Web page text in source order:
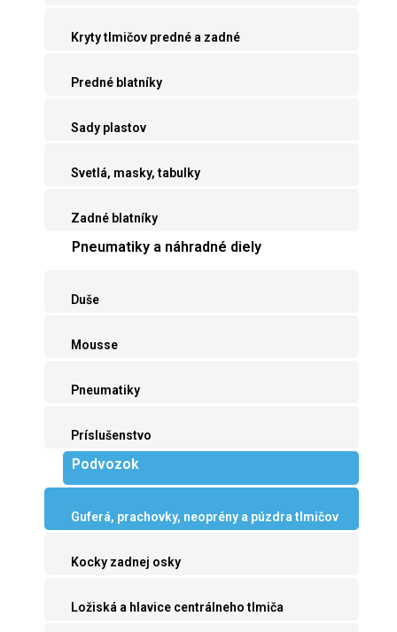
Kryty tlmičov predné a zadné
Predné blatníky
Sady plastov
Svetlá, masky, tabulky
Zadné blatníky
Pneumatiky a náhradné diely
Duše
Mousse
Pneumatiky
Príslušenstvo
Podvozok
Guferá, prachovky, neoprény a púzdra tlmičov
Kocky zadnej osky
Ložiská a hlavice centrálneho tlmiča